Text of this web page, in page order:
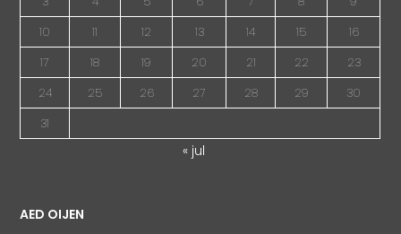
10
11 12 13 14 15
16
17
18 19 20 21 22
23
24
25 26 27 28 29
30
31
« jul
AED OIJEN